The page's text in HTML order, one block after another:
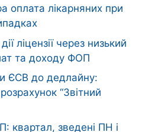
оплата лікарняних при
ліцензії через низький
та доходу ФОП
ЄСВ до дедлайну:
“Звітний
квартал, зведені ПН і